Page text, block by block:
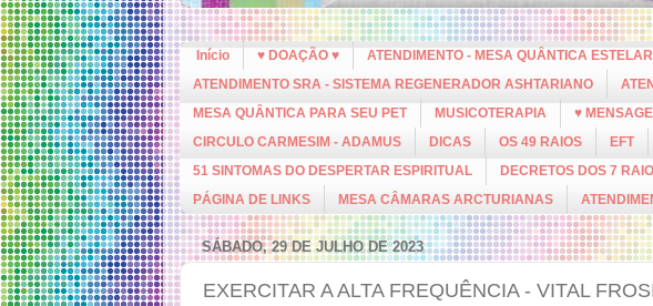
Início ♥ DOAÇÃO ♥ ATENDIMENTO - MESA QUÂNTICA ESTELAR
ATENDIMENTO SRA - SISTEMA REGENERADOR ASHTARIANO
MESA QUÂNTICA PARA SEU PET
MUSICOTERAPIA ♥
CIRCULO CARMESIM - ADAMUS
DICAS OS 49 RAIOS EFT
51 SINTOMAS DO DESPERTAR ESPIRITUAL
DECRETOS DOS 7
PÁGINA DE LINKS
MESA CÂMARAS ARCTURIANAS
SÁBADO, 29 DE JULHO DE 2023
EXERCITAR A ALTA FREQUÊNCIA - VITAL